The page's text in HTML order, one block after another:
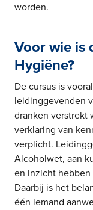
worden.
Voor wie is
Hygiëne?
De cursus is
leidinggevenden
dranken verstrekt
verklaring van
verplicht.
Alcoholwet, aan
en inzicht hebben
Daarbij is het
één iemand